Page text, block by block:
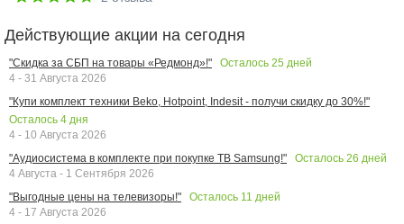
Действующие акции на сегодня
"Скидка за СБП на товары «Редмонд»!" Осталось 25 дней
4 - 31 Августа 2026
"Купи комплект техники Beko, Hotpoint, Indesit - получи скидку до 30%!"
Осталось 4 дня
4 - 10 Августа 2026
"Аудиосистема в комплекте при покупке ТВ Samsung!"
Осталось 26 дней
4 Августа - 1 Сентября 2026
"Выгодные цены на телевизоры!"
Осталось 11 дней
4 - 17 Августа 2026